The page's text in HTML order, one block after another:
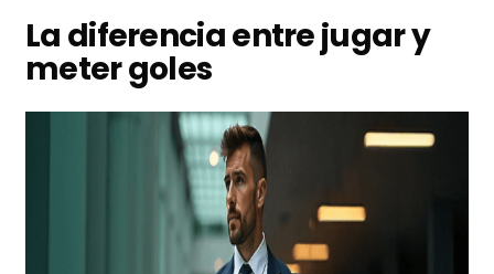
La diferencia entre jugar y
meter goles